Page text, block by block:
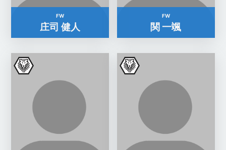
FW
庄司 健人
FW
関 一颯